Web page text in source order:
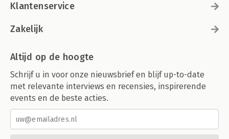
Klantenservice
Zakelijk
Altijd op de hoogte
Schrijf u in voor onze nieuwsbrief en blijf up-to-date
met relevante interviews en recensies, inspirerende
events en de beste acties.